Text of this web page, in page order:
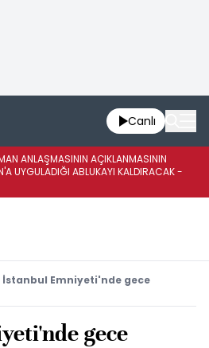
Canlı
ANLAŞMASININ AÇIKLANMASININ
UYGULADIĞI ABLUKAYI KALDIRACAK -
İstanbul Emniyeti'nde gece
gece